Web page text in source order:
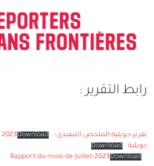
رابط التقرير :
تقرير-جويلية-الملخص-التنفيذي-2023
Download
جويلية
Download
Rapport-du-mois-de-Juillet-2023Download